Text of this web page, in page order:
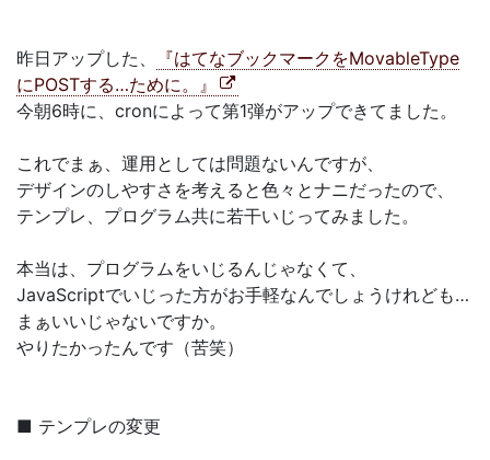
昨日アップした、
『はてなブックマークをMovableType
にPOSTする…ために。』
今朝6時に、cronによって第1弾がアップできてました。
これでまぁ、運用としては問題ないんですが、
デザインのしやすさを考えると色々とナニだったので、
テンプレ、プログラム共に若干いじってみました。
本当は、プログラムをいじるんじゃなくて、
JavaScriptでいじった方がお手軽なんでしょうけれども…
まぁいいじゃないですか。
やりたかったんです（苦笑）
■ テンプレの変更